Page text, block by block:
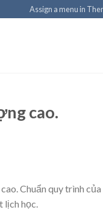
Assign a menu in
cao.
Chuẩn quy trình của
học.